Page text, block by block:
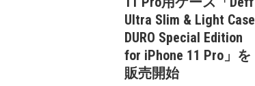
Ultra Slim & Light Case
DURO Special Edition
for iPhone 11 Pro」を
販売開始